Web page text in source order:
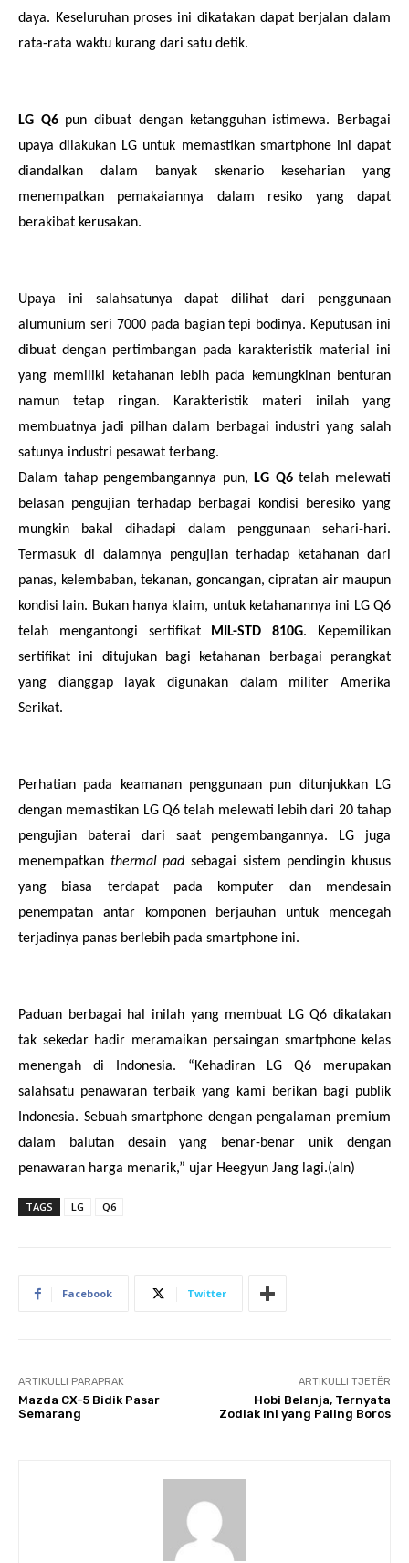
daya. Keseluruhan proses ini dikatakan dapat berjalan dalam
rata-rata waktu kurang dari satu detik.
LG Q6pun dibuat dengan ketangguhan istimewa. Berbagai
upaya dilakukan LG untuk memastikan smartphone ini dapat
diandalkan dalam banyak skenario keseharian yang
menempatkan pemakaiannya dalam resiko yang dapat
berakibat kerusakan.
Upaya ini salahsatunya dapat dilihat dari penggunaan
alumunium seri 7000 pada bagian tepi bodinya. Keputusan ini
dibuat dengan pertimbangan pada karakteristik material ini
yang memiliki ketahanan lebih pada kemungkinan benturan
namun tetap ringan. Karakteristik materi inilah yang
membuatnya jadi pilhan dalam berbagai industri yang salah
satunya industri pesawat terbang.
Dalam tahap pengembangannya pun,
LG Q6telah melewati
belasan pengujian terhadap berbagai kondisi beresiko yang
mungkin bakal dihadapi dalam penggunaan sehari-hari.
Termasuk di dalamnya pengujian terhadap ketahanan dari
panas, kelembaban, tekanan, goncangan, cipratan air maupun
kondisi lain. Bukan hanya klaim, untuk ketahanannya ini LG Q6
telah mengantongi sertifikat MIL-STD 810G. Kepemilikan
sertifikat ini ditujukan bagi ketahanan berbagai perangkat
yang dianggap layak digunakan dalam militer Amerika
Serikat.
Perhatian pada keamanan penggunaan pun ditunjukkan LG
dengan memastikan LG Q6 telah melewati lebih dari 20 tahap
pengujian baterai dari saat pengembangannya. LG juga
menempatkan thermal padsebagai sistem pendingin khusus
yang biasa terdapat pada komputer dan mendesain
penempatan antar komponen berjauhan untuk mencegah
terjadinya panas berlebih pada smartphone ini.
Paduan berbagai hal inilah yang membuat LG Q6 dikatakan
tak sekedar hadir meramaikan persaingan smartphone kelas
menengah di Indonesia. “Kehadiran LG Q6 merupakan
salahsatu penawaran terbaik yang kami berikan bagi publik
Indonesia. Sebuah smartphone dengan pengalaman premium
dalam balutan desain yang benar-benar unik dengan
penawaran harga menarik,” ujar Heegyun Jang lagi.(aln)
TAGS LG Q6
Facebook Twitter
ARTIKULLI PARAPRAK
Mazda CX-5 Bidik Pasar
Semarang
ARTIKULLI TJETËR
Hobi Belanja, Ternyata
Zodiak Ini yang Paling Boros